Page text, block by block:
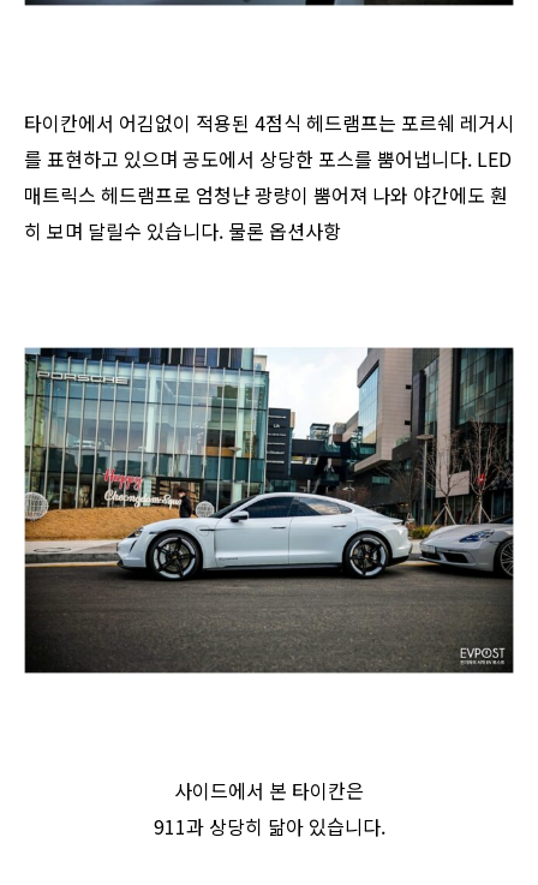
타이칸에서 어김없이 적용된 4점식 헤드램프는 포르쉐 레거시
를 표현하고 있으며 공도에서 상당한 포스를 뿜어냅니다. LED
매트릭스 헤드램프로 엄청냔 광량이 뿜어져 나와 야간에도 훤
히 보며 달릴수 있습니다. 물론 옵션사항
사이드에서 본 타이칸은
911과 상당히 닮아 있습니다.